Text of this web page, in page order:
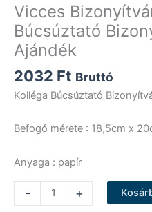
Vicces
Búcsúztató
Ajándék
2032 Ft Bruttó
Kolléga Búcsúztató
Befogó mérete : 18,5cm x
Anyaga : papír
-
Bizonyítvány
+